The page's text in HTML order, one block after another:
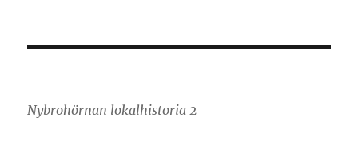
Nybrohörnan lokalhistoria 2